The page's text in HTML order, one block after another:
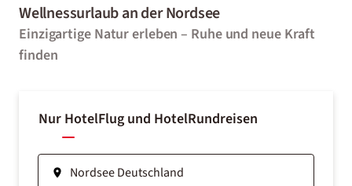
Wellnessurlaub an der Nordsee
Einzigartige Natur erleben – Ruhe und neue Kraft
finden
Nur HotelFlug und HotelRundreisen